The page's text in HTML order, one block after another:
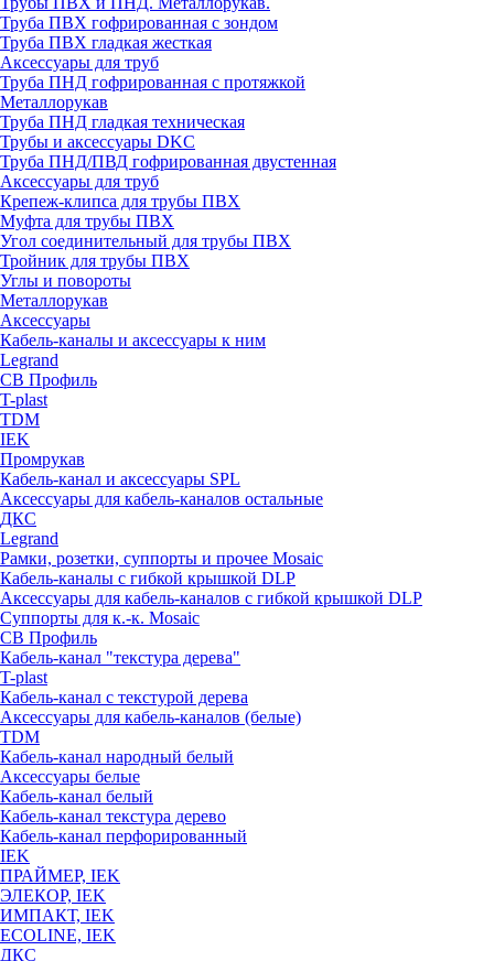
Труба ПВХ гофрированная с зондом
Труба ПВХ гладкая жесткая
Аксессуары для труб
Труба ПНД гофрированная с протяжкой
Металлорукав
Труба ПНД гладкая техническая
Трубы и аксессуары DKC
Труба ПНД/ПВД гофрированная двустенная
Аксессуары для труб
Крепеж-клипса для трубы ПВХ
Муфта для трубы ПВХ
Угол соединительный для трубы ПВХ
Тройник для трубы ПВХ
Углы и повороты
Металлорукав
Аксессуары
Кабель-каналы и аксессуары к ним
Legrand
СВ Профиль
T-plast
TDM
IEK
Промрукав
Кабель-канал и аксессуары SPL
Аксессуары для кабель-каналов остальные
ДКС
Legrand
Рамки, розетки, суппорты и прочее Mosaic
Кабель-каналы с гибкой крышкой DLP
Аксессуары для кабель-каналов с гибкой крышкой DLP
Суппорты для к.-к. Mosaic
СВ Профиль
Кабель-канал "текстура дерева"
T-plast
Кабель-канал с текстурой дерева
Аксессуары для кабель-каналов (белые)
TDM
Кабель-канал народный белый
Аксессуары белые
Кабель-канал белый
Кабель-канал текстура дерево
Кабель-канал перфорированный
IEK
ПРАЙМЕР, IEK
ЭЛЕКОР, IEK
ИМПАКТ, IEK
ECOLINE, IEK
ДКС